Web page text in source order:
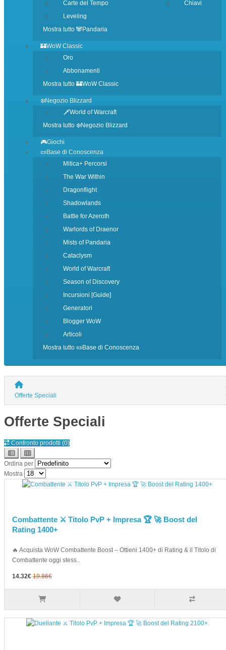
Carte del Tempo
Leveling
Chiavi
Mostra tutto 🐼Pandaria
🏰WoW Classic
Oro
Abbonamenti
Mostra tutto 🏰WoW Classic
❄️Negozio Blizzard
🗡️World of Warcraft
Mostra tutto ❄️Negozio Blizzard
🎮Giochi
📜Base di Conoscenza
Mitica+ Percorsi
The War Within
Dragonflight
Shadowlands
Battle for Azeroth
Warlords of Draenor
Mists of Pandaria
Cataclysm
World of Warcraft
Season of Discovery
Incursioni [Guide]
Generatori
Blogger WoW
Articoli
Mostra tutto 📜Base di Conoscenza
Offerte Speciali
Offerte Speciali
Confronto prodotti (0)
Ordina per
Mostra
Combattente ⚔️ Titolo PvP + Impresa 🏆 🚀 Boost del
Rating 1400+
🔥 Acquista WoW Combattente Boost – Ottieni 1400+ di Rating & il Titolo di
Combattente oggi stess..
14.32€ 19.86€